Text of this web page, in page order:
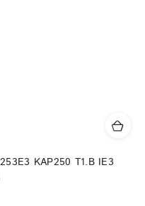
KAP250 T1.B IE3